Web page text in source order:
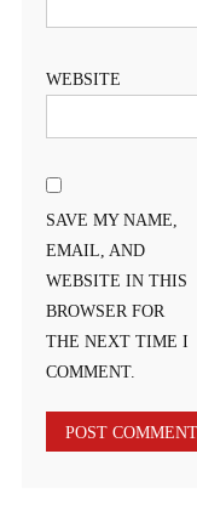
WEBSITE
SAVE MY NAME,
EMAIL, AND
WEBSITE IN THIS
BROWSER FOR
THE NEXT TIME I
COMMENT.